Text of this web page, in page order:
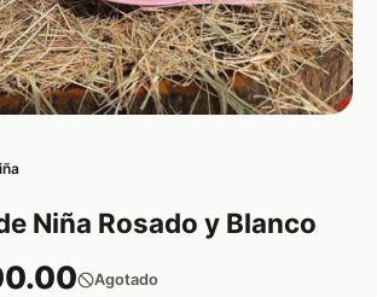
Niña Rosado y Blanco
Agotado